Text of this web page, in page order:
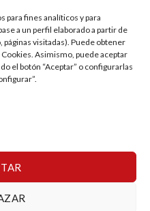
para fines analíticos y para
a un perfil elaborado a partir de
páginas visitadas). Puede obtener
Asimismo, puede aceptar
el botón “Aceptar” o configurarlas